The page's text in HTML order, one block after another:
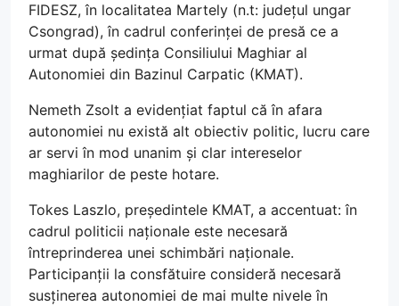
FIDESZ, în localitatea Martely (n.t: județul ungar
Csongrad), în cadrul conferinței de presă ce a
urmat după ședința Consiliului Maghiar al
Autonomiei din Bazinul Carpatic (KMAT).
Nemeth Zsolt a evidențiat faptul că în afara
autonomiei nu există alt obiectiv politic, lucru care
ar servi în mod unanim și clar intereselor
maghiarilor de peste hotare.
Tokes Laszlo, președintele KMAT, a accentuat: în
cadrul politicii naționale este necesară
întreprinderea unei schimbări naționale.
Participanții la consfătuire consideră necesară
susținerea autonomiei de mai multe nivele în